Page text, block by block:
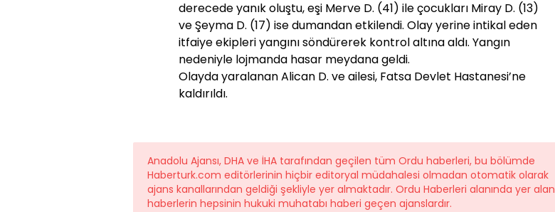
derecede yanık oluştu, eşi Merve D. (41) ile çocukları Miray D. (13)
ve Şeyma D. (17) ise dumandan etkilendi. Olay yerine intikal eden
itfaiye ekipleri yangını söndürerek kontrol altına aldı. Yangın
nedeniyle lojmanda hasar meydana geldi.
Olayda yaralanan Alican D. ve ailesi, Fatsa Devlet Hastanesi’ne
kaldırıldı.
Anadolu Ajansı, DHA ve İHA tarafından geçilen tüm Ordu haberleri, bu bölümde
Haberturk.com editörlerinin hiçbir editoryal müdahalesi olmadan otomatik olarak
ajans kanallarından geldiği şekliyle yer almaktadır. Ordu Haberleri alanında yer alan
haberlerin hepsinin hukuki muhatabı haberi geçen ajanslardır.